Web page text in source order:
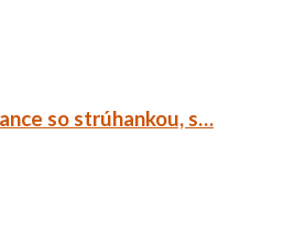
so strúhankou, s…